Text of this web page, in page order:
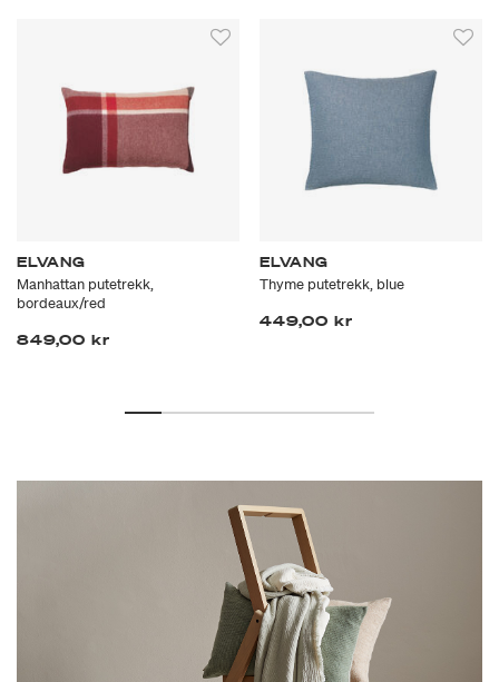
ELVANG
Manhattan putetrekk,
bordeaux/red
849,00 kr
ELVANG
Thyme putetrekk, blue
449,00 kr